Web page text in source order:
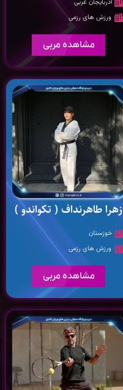
آذربایجان غربی
ورزش های رزمی
مشاهده مربی
زهرا طاهرنداف ( تکواندو )
خوزستان
ورزش های رزمی
مشاهده مربی